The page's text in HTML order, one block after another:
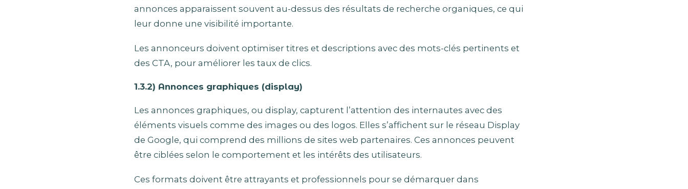
annonces apparaissent souvent au-dessus des résultats de recherche organiques, ce qui
leur donne une visibilité importante.
Les annonceurs doivent optimiser titres et descriptions avec des mots-clés pertinents et
des CTA, pour améliorer les taux de clics.
1.3.2) Annonces graphiques (display)
Les annonces graphiques, ou display, capturent l’attention des internautes avec des
éléments visuels comme des images ou des logos. Elles s’affichent sur le réseau Display
de Google, qui comprend des millions de sites web partenaires. Ces annonces peuvent
être ciblées selon le comportement et les intérêts des utilisateurs.
Ces formats doivent être attrayants et professionnels pour se démarquer dans